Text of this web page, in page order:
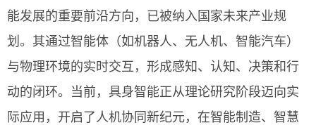
能发展的重要前沿方向，已被纳入国家未来产业规
划。其通过智能体（如机器人、无人机、智能汽车）
与物理环境的实时交互，形成感知、认知、决策和行
动的闭环。当前，具身智能正从理论研究阶段迈向实
际应用，开启了人机协同新纪元，在智能制造、智慧